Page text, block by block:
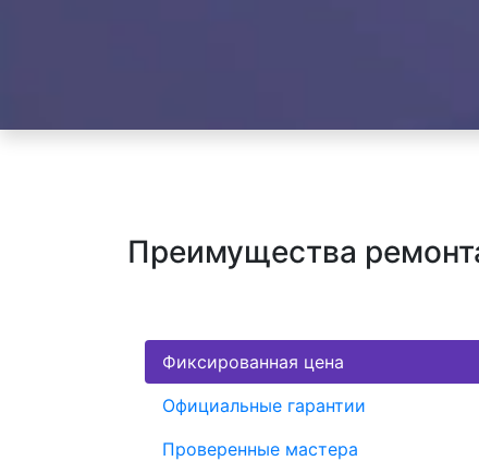
Преимущества
Фиксированная цена
Официальные гарантии
Проверенные мастера